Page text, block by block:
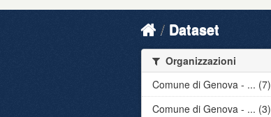
Dataset
Organizzazioni
Comune di Genova - ... (7)
Comune di Genova - ... (3)